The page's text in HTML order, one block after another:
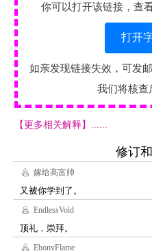
你可以打开该链接，查
打开
如亲发现链接失效，可发
我们将核查
【更多相关解释】......